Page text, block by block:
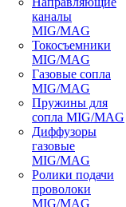
каналы
MIG/MAG
Токосъемники
MIG/MAG
Газовые сопла
MIG/MAG
Пружины для
сопла MIG/MAG
Диффузоры
газовые
MIG/MAG
Ролики подачи
проволоки
MIG/MAG